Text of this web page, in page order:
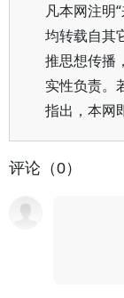
凡本网注明
均转载自其
推思想传播
实性负责。
指出，本网
评论（0）